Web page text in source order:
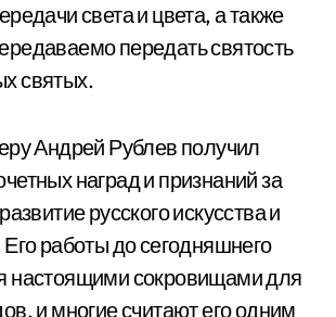
света и цвета, а также
передать святость
святых.
Андрей Рублев получил
наград и признаний за
русского искусства и
работы до сегодняшнего
настоящими сокровищами для
и многие считают его одним